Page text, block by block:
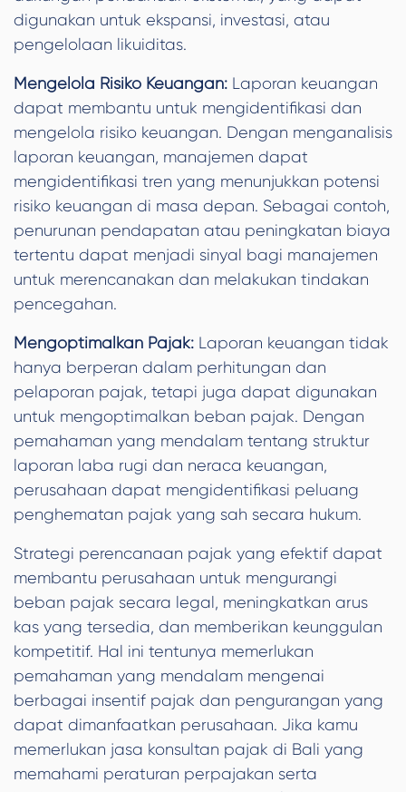
digunakan untuk ekspansi, investasi, atau
pengelolaan likuiditas.
Mengelola Risiko Keuangan: Laporan keuangan
dapat membantu untuk mengidentifikasi dan
mengelola risiko keuangan. Dengan menganalisis
laporan keuangan, manajemen dapat
mengidentifikasi tren yang menunjukkan potensi
risiko keuangan di masa depan. Sebagai contoh,
penurunan pendapatan atau peningkatan biaya
tertentu dapat menjadi sinyal bagi manajemen
untuk merencanakan dan melakukan tindakan
pencegahan.
Mengoptimalkan Pajak: Laporan keuangan tidak
hanya berperan dalam perhitungan dan
pelaporan pajak, tetapi juga dapat digunakan
untuk mengoptimalkan beban pajak. Dengan
pemahaman yang mendalam tentang struktur
laporan laba rugi dan neraca keuangan,
perusahaan dapat mengidentifikasi peluang
penghematan pajak yang sah secara hukum.
Strategi perencanaan pajak yang efektif dapat
membantu perusahaan untuk mengurangi
beban pajak secara legal, meningkatkan arus
kas yang tersedia, dan memberikan keunggulan
kompetitif. Hal ini tentunya memerlukan
pemahaman yang mendalam mengenai
berbagai insentif pajak dan pengurangan yang
dapat dimanfaatkan perusahaan. Jika kamu
memerlukan jasa konsultan pajak di Bali yang
memahami peraturan perpajakan serta